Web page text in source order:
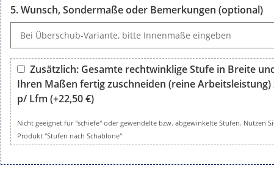
Wunsch, Sondermaße oder Bemerkungen (optional)
Zusätzlich: Gesamte rechtwinklige Stufe in Breite
Ihren Maßen fertig zuschneiden (reine Arbeitsleistung)
p/ Lfm (+22,50 €)
Zusätzlich: Gesamte rechtwinklige Stufe in Breite und Tiefe
Nicht geeignet für "schiefe" oder gewendelte bzw. abgewinkelte Stufen. Nutzen
Produkt "Stufen nach Schablone"